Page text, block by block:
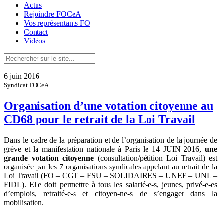
Actus
Rejoindre FOCeA
Vos représentants FO
Contact
Vidéos
6 juin 2016
Syndicat FOCeA
Organisation d’une votation citoyenne au
CD68 pour le retrait de la Loi Travail
Dans le cadre de la préparation et de l’organisation de la journée de
grève et la manifestation nationale à Paris le 14 JUIN 2016, une
grande votation citoyenne (consultation/pétition Loi Travail) est
organisée par les 7 organisations syndicales appelant au retrait de la
Loi Travail (FO – CGT – FSU – SOLIDAIRES – UNEF – UNL –
FIDL). Elle doit permettre à tous les salarié-e-s, jeunes, privé-e-es
d’emplois, retraité-e-s et citoyen-ne-s de s’engager dans la
mobilisation.